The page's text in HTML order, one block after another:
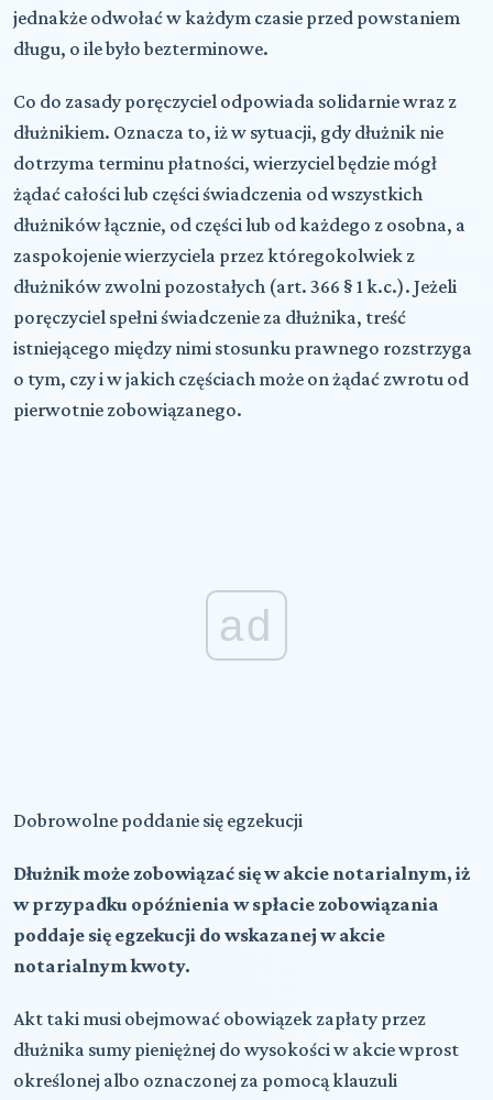
jednakże odwołać w każdym czasie przed powstaniem
długu, o ile było bezterminowe.
Co do zasady poręczyciel odpowiada solidarnie wraz z
dłużnikiem. Oznacza to, iż w sytuacji, gdy dłużnik nie
dotrzyma terminu płatności, wierzyciel będzie mógł
żądać całości lub części świadczenia od wszystkich
dłużników łącznie, od części lub od każdego z osobna, a
zaspokojenie wierzyciela przez któregokolwiek z
dłużników zwolni pozostałych (art. 366 § 1 k.c.). Jeżeli
poręczyciel spełni świadczenie za dłużnika, treść
istniejącego między nimi stosunku prawnego rozstrzyga
o tym, czy i w jakich częściach może on żądać zwrotu od
pierwotnie zobowiązanego.
ad
Dobrowolne poddanie się egzekucji
Dłużnik może zobowiązać się w akcie notarialnym, iż
w przypadku opóźnienia w spłacie zobowiązania
poddaje się egzekucji do wskazanej w akcie
notarialnym kwoty.
Akt taki musi obejmować obowiązek zapłaty przez
dłużnika sumy pieniężnej do wysokości w akcie wprost
określonej albo oznaczonej za pomocą klauzuli